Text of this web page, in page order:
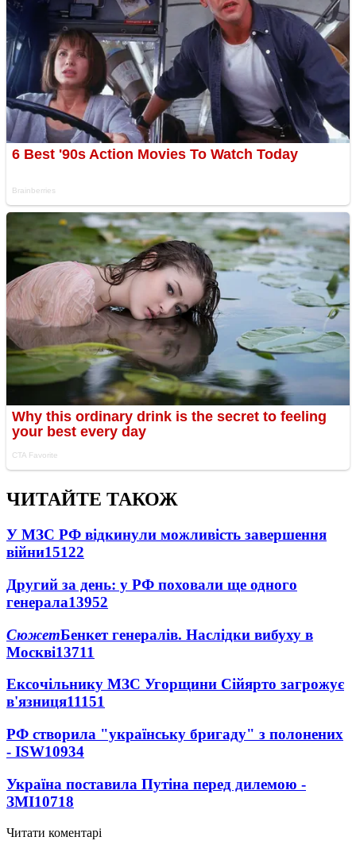
ЧИТАЙТЕ ТАКОЖ
У МЗС РФ відкинули можливість завершення
війни15122
Другий за день: у РФ поховали ще одного
генерала13952
СюжетБенкет генералів. Наслідки вибуху в
Москві13711
Ексочільнику МЗС Угорщини Сійярто загрожує
в'язниця11151
РФ створила "українську бригаду" з полонених
- ISW10934
Україна поставила Путіна перед дилемою -
ЗМІ10718
Читати коментарі